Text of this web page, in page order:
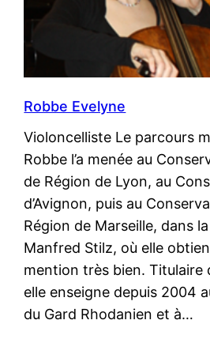
Robbe Evelyne
Violoncelliste Le parcours
Robbe l’a menée au
de Région de Lyon, au
d’Avignon, puis au
Région de Marseille, dans
Manfred Stilz, où elle
mention très bien. Titulaire
elle enseigne depuis 2004
du Gard Rhodanien et à…